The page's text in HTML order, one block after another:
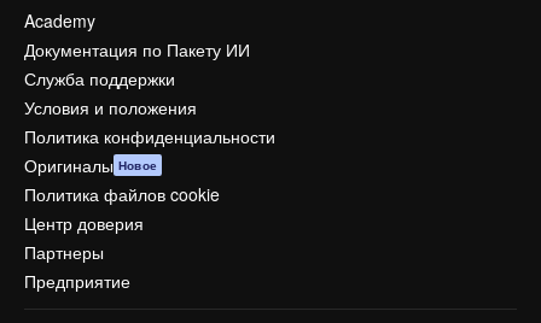
Academy
Документация по Пакету ИИ
Служба поддержки
Условия и положения
Политика конфиденциальности
Оригиналы Новое
Политика файлов cookie
Центр доверия
Партнеры
Предприятие